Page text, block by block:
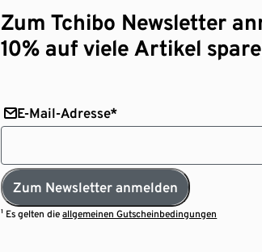
Zum Tchibo Newsletter
10% auf viele Artikel
E-Mail-Adresse*
Zum Newsletter anmelden
¹ Es gelten dieallgemeinen Gutscheinbedingungen